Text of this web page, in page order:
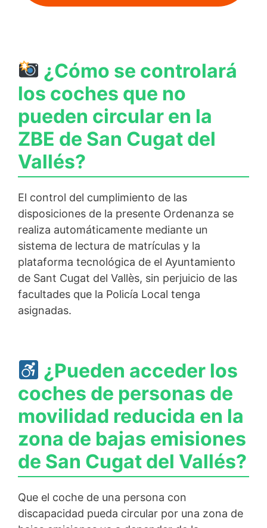
¿Cómo se controlará
los coches que no
pueden circular en la
ZBE de San Cugat del
Vallés?
El control del cumplimiento de las
disposiciones de la presente Ordenanza se
realiza automáticamente mediante un
sistema de lectura de matrículas y la
plataforma tecnológica de el Ayuntamiento
de Sant Cugat del Vallès, sin perjuicio de las
facultades que la Policía Local tenga
asignadas.
¿Pueden acceder los
coches de personas de
movilidad reducida en la
zona de bajas emisiones
de San Cugat del Vallés?
Que el coche de una persona con
discapacidad pueda circular por una zona de